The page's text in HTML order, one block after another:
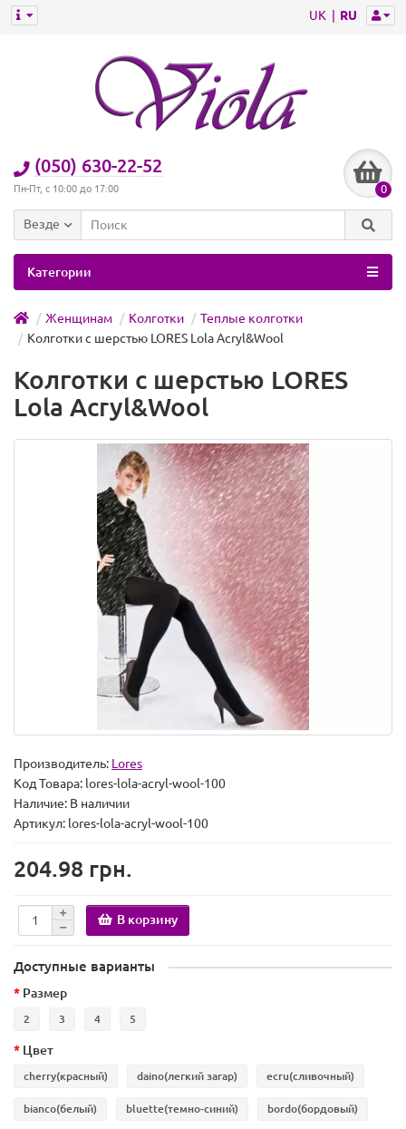
UK RU
(050) 630-22-52
Пн-Пт, с 10:00 до 17:00 0
Везде
Категории
Женщинам Колготки
Теплые колготки
Колготки с шерстью LORES Lola Acryl&Wool
Колготки с шерстью LORES
Lola Acryl&Wool
Производитель: Lores
Код Товара: lores-lola-acryl-wool-100
Наличие: В наличии
Артикул: lores-lola-acryl-wool-100
204.98 грн.
В корзину
Доступные варианты
Размер
2 3 4 5
Цвет
cherry(красный) daino(легкий загар) ecru(сливочный)
bianco(белый) bluette(темно-синий) bordo(бордовый)